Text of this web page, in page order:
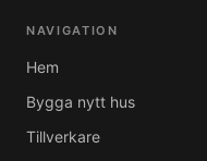
NAVIGATION
Hem
Bygga nytt hus
Tillverkare